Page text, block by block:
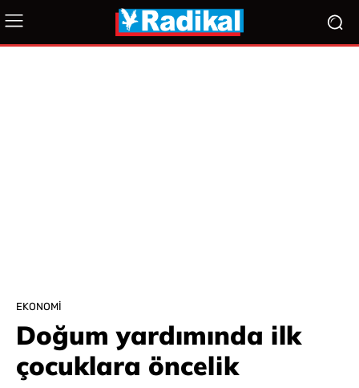
EKONOMI
Doğum yardımında ilk
çocuklara öncelik